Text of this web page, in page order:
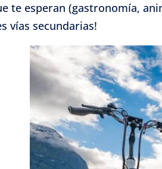
te esperan (gastronomía,
vías secundarias!